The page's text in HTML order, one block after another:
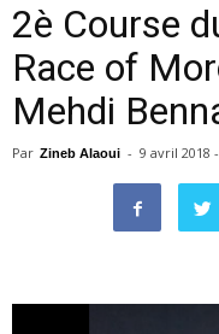
2è Course
Race of
Mehdi
Par Zineb Alaoui - 9 avril 2018